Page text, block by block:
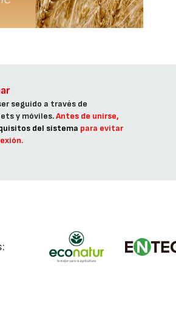
seguido a través de
y móviles.Antes de unirse,
del sistema para evitar